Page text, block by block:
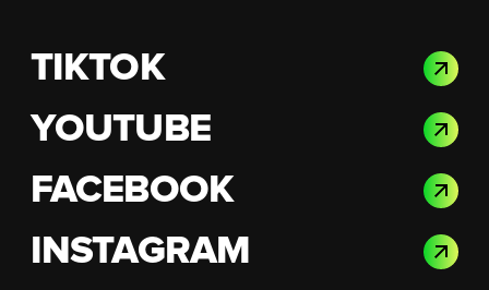
TIKTOK
YOUTUBE
FACEBOOK
INSTAGRAM